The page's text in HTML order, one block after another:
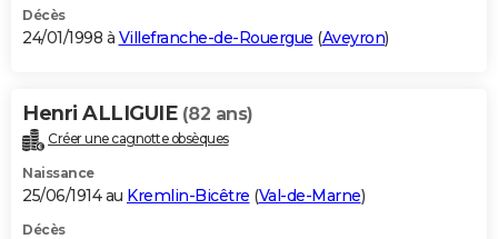
Décès
24/01/1998 à Villefranche-de-Rouergue (Aveyron)
Henri ALLIGUIE (82 ans)
Créer une cagnotte obsèques
Naissance
25/06/1914 au Kremlin-Bicêtre (Val-de-Marne)
Décès